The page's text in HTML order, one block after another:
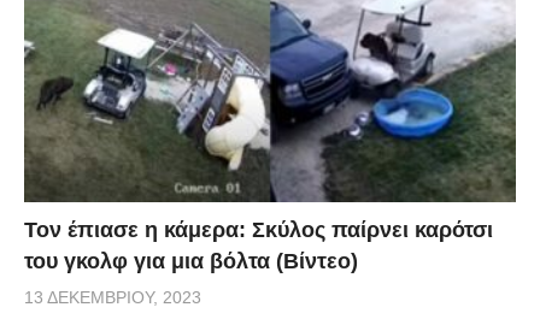
Τον έπιασε η κάμερα: Σκύλος παίρνει καρότσι
του γκολφ για μια βόλτα (Βίντεο)
13 ΔΕΚΕΜΒΡΊΟΥ, 2023